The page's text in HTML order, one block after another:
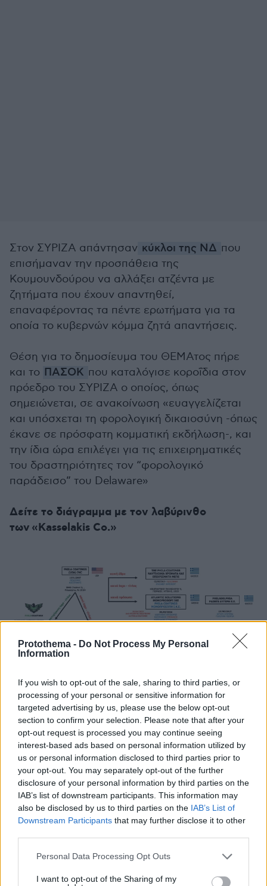
Protothema - Do Not Process My Personal
Information
If you wish to opt-out of the sale, sharing to third parties, or
processing of your personal or sensitive information for
targeted advertising by us, please use the below opt-out
section to confirm your selection. Please note that after your
opt-out request is processed you may continue seeing
interest-based ads based on personal information utilized by
us or personal information disclosed to third parties prior to
your opt-out. You may separately opt-out of the further
disclosure of your personal information by third parties on the
IAB’s list of downstream participants. This information may
also be disclosed by us to third parties on the IAB’s List of
Downstream Participants that may further disclose it to other
Please note that this website/app uses one or more Google
not limited to your visit or usage behaviour. You may click to
Personal Data Processing Opt Outs
I want to opt-out of the Sharing of my
Στον ΣΥΡΙΖΑ απάντησαν κύκλοι της ΝΔ που
επισήμαναν την προσπάθεια της
Κουμουνδούρου να αλλάξει ατζέντα με
ζητήματα που έχουν απαντηθεί,
επαναφέροντας τα πέντε ερωτήματα για τα
οποία το κυβερνών κόμμα ζητά απαντήσεις.
Θέση για το δημοσίευμα του ΘΕΜΑτος πήρε
και το ΠΑΣΟΚ που καταλόγισε κοροΐδια στον
πρόεδρο του ΣΥΡΙΖΑ ο οποίος, όπως
σημειώνεται, σε ανακοίνωση «ευαγγελίζεται
και υπόσχεται τη φορολογική δικαιοσύνη -όπως
έκανε σε πρόσφατη κομματική εκδήλωση-, και
την ίδια ώρα επιλέγει για τις επιχειρηματικές
του δραστηριότητες τον “φορολογικό
παράδεισο” του Delaware»
Δείτε το διάγραμμα με τον λαβύρινθο
των «Kasselakis Co.»
Όπως αναφέρεται στο δημοσίευμα του
ΘΕΜΑτος «σε λαβύρινθο παραπέμπουν
διαχρονικά οι επιχειρηματικές κινήσεις της
offshore στον Παναμά και στο Μπελίζ του
πατέρα Θόδωρου και φτάνοντας στις LLC του